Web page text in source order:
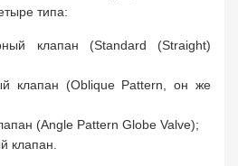
типа:
клапан (Standard (Straight)
клапан (Oblique Pattern, он же
(Angle Pattern Globe Valve);
клапан.